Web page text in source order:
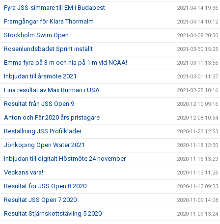
Fyra JSS-simmare till EM i Budapest 2021-04-14 19:36
Framgångar för Klara Thormalm 2021-04-14 10:12
Stockholm Swim Open 2021-04-08 20:30
Rosenlundsbadet Sprint inställt 2021-03-30 15:25
Emma fyra på 3 m och nia på 1 m vid NCAA! 2021-03-11 13:56
Inbjudan till årsmöte 2021 2021-03-01 11:37
Fina resultat av Max Burman i USA 2021-02-25 10:16
Resultat från JSS Open 9 2020-12-10 09:16
Anton och Pär 2020 års pristagare 2020-12-08 10:54
Beställning JSS Profilkläder 2020-11-23 12:53
Jönköping Open Water 2021 2020-11-18 12:30
Inbjudan till digitalt Höstmöte 24 november 2020-11-16 13:29
Veckans vara! 2020-11-13 11:26
Resultat för JSS Open 8 2020 2020-11-13 09:33
Resultat JSS Open 7 2020 2020-11-09 14:08
Resultat Stjärnskottstävling 5 2020 2020-11-09 13:24